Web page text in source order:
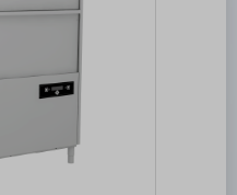
vlhkosti v